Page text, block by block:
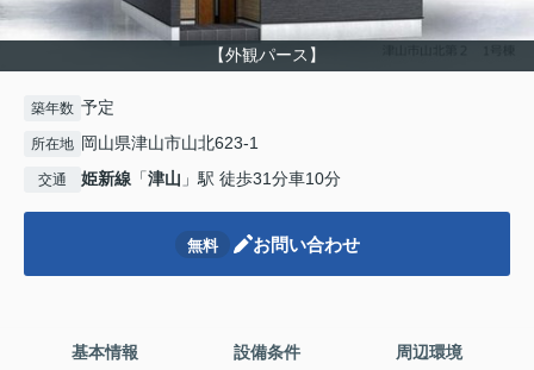
【外観パース】
築年数 予定
所在地 岡山県津山市山北623-1
交通 姫新線 「津山 」駅 徒歩31分車10分
無料 お問い合わせ
基本情報 設備条件 周辺環境